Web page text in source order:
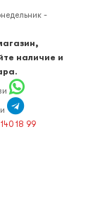
-
наличие и
18 99